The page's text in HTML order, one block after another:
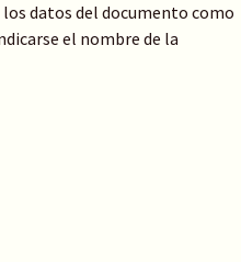
datos del documento como
el nombre de la